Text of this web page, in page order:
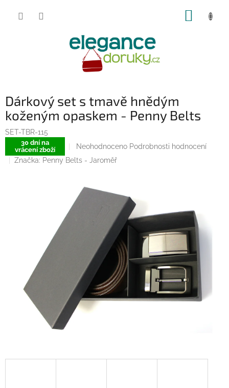
Dárkový set s tmavě hnědým
koženým opaskem - Penny Belts
SET-TBR-115
30 dní na
vrácení zboží
Průměrné
hodnocení
produktu
z
Neohodnoceno Podrobnosti hodnocení
Značka: Penny Belts - Jaroměř